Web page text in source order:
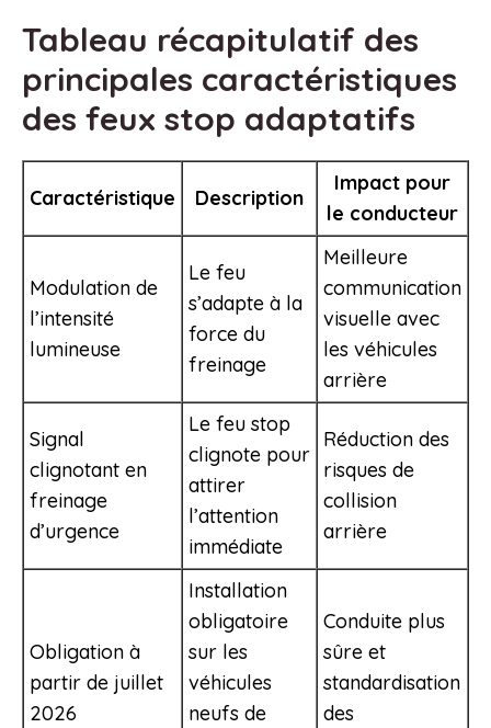
Tableau récapitulatif des
principales caractéristiques
des feux stop adaptatifs
Caractéristique Description
Impact pour
le conducteur
Modulation de
l’intensité
lumineuse
Le feu
s’adapte à la
force du
freinage
Meilleure
communication
visuelle avec
les véhicules
arrière
Signal
clignotant en
freinage
d’urgence
Le feu stop
clignote pour
attirer
l’attention
immédiate
Réduction des
risques de
collision
arrière
Obligation à
partir de juillet
2026
Installation
obligatoire
sur les
véhicules
neufs de
Conduite plus
sûre et
standardisation
des